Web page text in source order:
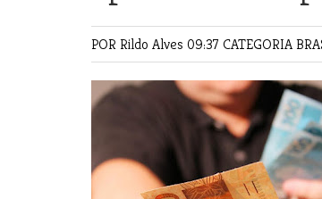
POR Rildo Alves 09:37 CATEGORIA